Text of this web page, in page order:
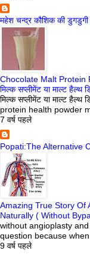
महेश चन्द्र कौशिक की डुगडुगी
Chocolate Malt Protein
मिल्क सप्लीमेंट या माल्ट हैल्थ
मिल्क सप्लीमेंट या माल्ट
protein health powder
7 वर्ष पहले
Popati:The Alternative
Amazing True Story Of
Naturally ( Without
without angioplasty
question because
9 वर्ष पहले